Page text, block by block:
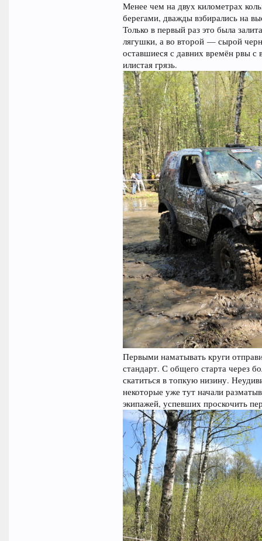
Менее чем на двух километрах
берегами, дважды взбирались на
Только в первый раз это была
лягушки, а во второй — сырой
оставшиеся с давних времён рвы с
илистая грязь.
Первыми наматывать круги
стандарт. С общего старта через
скатиться в топкую низину.
некоторые уже тут начали
экипажей, успевших проскочить